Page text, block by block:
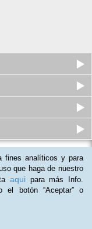
de Especialista en
la Disfonía Infantil
Plazas limitadas
129€89
fines analíticos y para
que haga de nuestro
aqui para más Info.
el botón “Aceptar” o